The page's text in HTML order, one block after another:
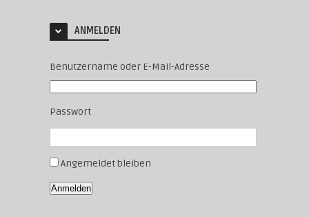
ANMELDEN
Benutzername oder E-Mail-Adresse
Passwort
Angemeldet bleiben
Anmelden